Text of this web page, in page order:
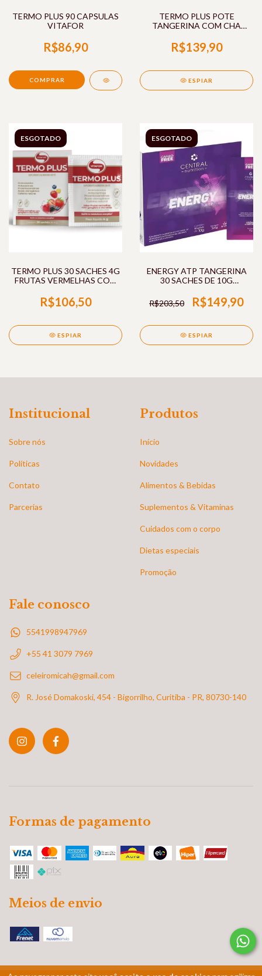
TERMO PLUS 90 CAPSULAS
VITAFOR
R$86,90
TERMO PLUS POTE
TANGERINA COM CHA
R$139,90
ESPIAR
ESGOTADO
TERMO PLUS 30 SACHES 4G
FRUTAS VERMELHAS COM
R$106,50
ESPIAR
ESGOTADO
ENERGY ATP TANGERINA
30 SACHES DE 10G
R$203,50
R$149,90
ESPIAR
Institucional
Sobre nós
Políticas
Contato
Parcerias
Produtos
Início
Novidades
Alimentos & Bebidas
Suplementos & Vitaminas
Cuidados com o corpo
Dietas especiais
Promoção
Fale conosco
5541998947969
+55 41 3079 7969
celeiromicah@gmail.com
R. José Domakoski, 454 - Bigorrilho, Curitiba - PR, 80730-140
Formas de pagamento
Meios de envio